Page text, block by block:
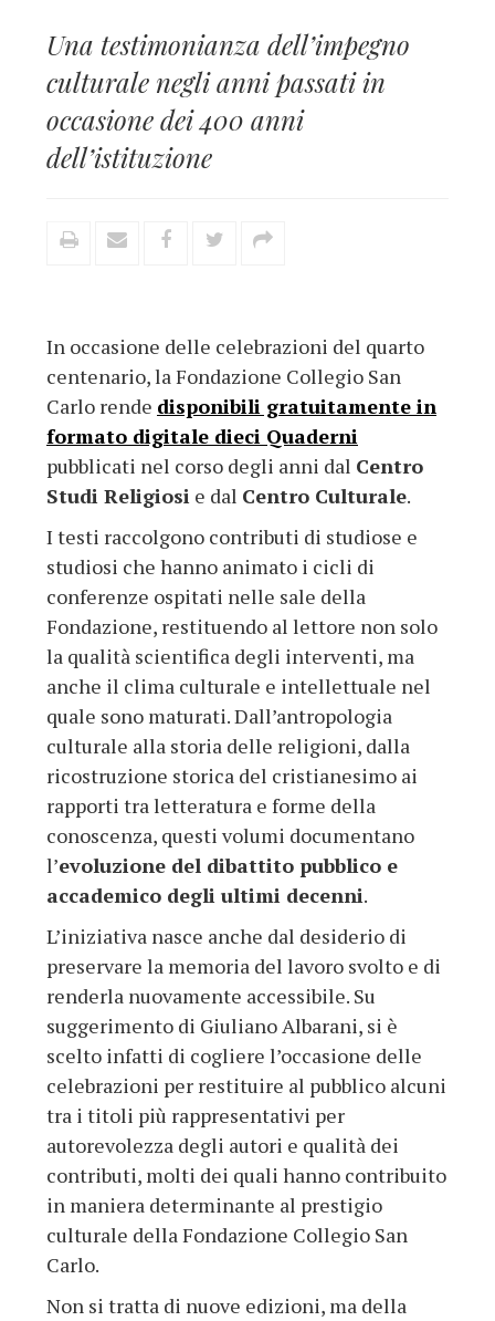
Una testimonianza dell’impegno
culturale negli anni passati in
occasione dei 400 anni
dell’istituzione
In occasione delle celebrazioni del quarto
centenario, la Fondazione Collegio San
Carlo rende disponibili gratuitamente in
formato digitale dieci Quaderni
pubblicati nel corso degli anni dal Centro
Studi Religiosi e dal Centro Culturale.
I testi raccolgono contributi di studiose e
studiosi che hanno animato i cicli di
conferenze ospitati nelle sale della
Fondazione, restituendo al lettore non solo
la qualità scientifica degli interventi, ma
anche il clima culturale e intellettuale nel
quale sono maturati. Dall’antropologia
culturale alla storia delle religioni, dalla
ricostruzione storica del cristianesimo ai
rapporti tra letteratura e forme della
conoscenza, questi volumi documentano
l’evoluzione del dibattito pubblico e
accademico degli ultimi decenni.
L’iniziativa nasce anche dal desiderio di
preservare la memoria del lavoro svolto e di
renderla nuovamente accessibile. Su
suggerimento di Giuliano Albarani, si è
scelto infatti di cogliere l’occasione delle
celebrazioni per restituire al pubblico alcuni
tra i titoli più rappresentativi per
autorevolezza degli autori e qualità dei
contributi, molti dei quali hanno contribuito
in maniera determinante al prestigio
culturale della Fondazione Collegio San
Carlo.
Non si tratta di nuove edizioni, ma della